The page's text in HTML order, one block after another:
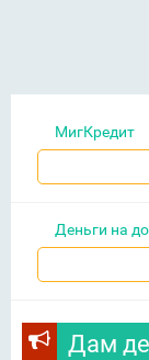
МигКредит
Деньги на
Дам